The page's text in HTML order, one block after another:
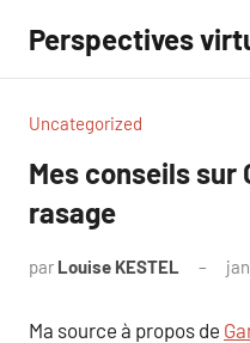
contenu
Perspectives
Uncategorized
Mes conseils
rasage
par Louise KESTEL
Ma source à propos de